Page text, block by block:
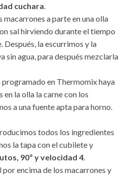
cuchara
a parte en una olla
sal hirviendo durante el tiempo
Después, la escurrimos y la
sin agua, para después mezclarla
programado en Thermomix haya
la olla la carne con los
a una fuente apta para horno.
todos los ingredientes
la tapa con el cubilete y
90º y velocidad 4
encima de los macarrones y